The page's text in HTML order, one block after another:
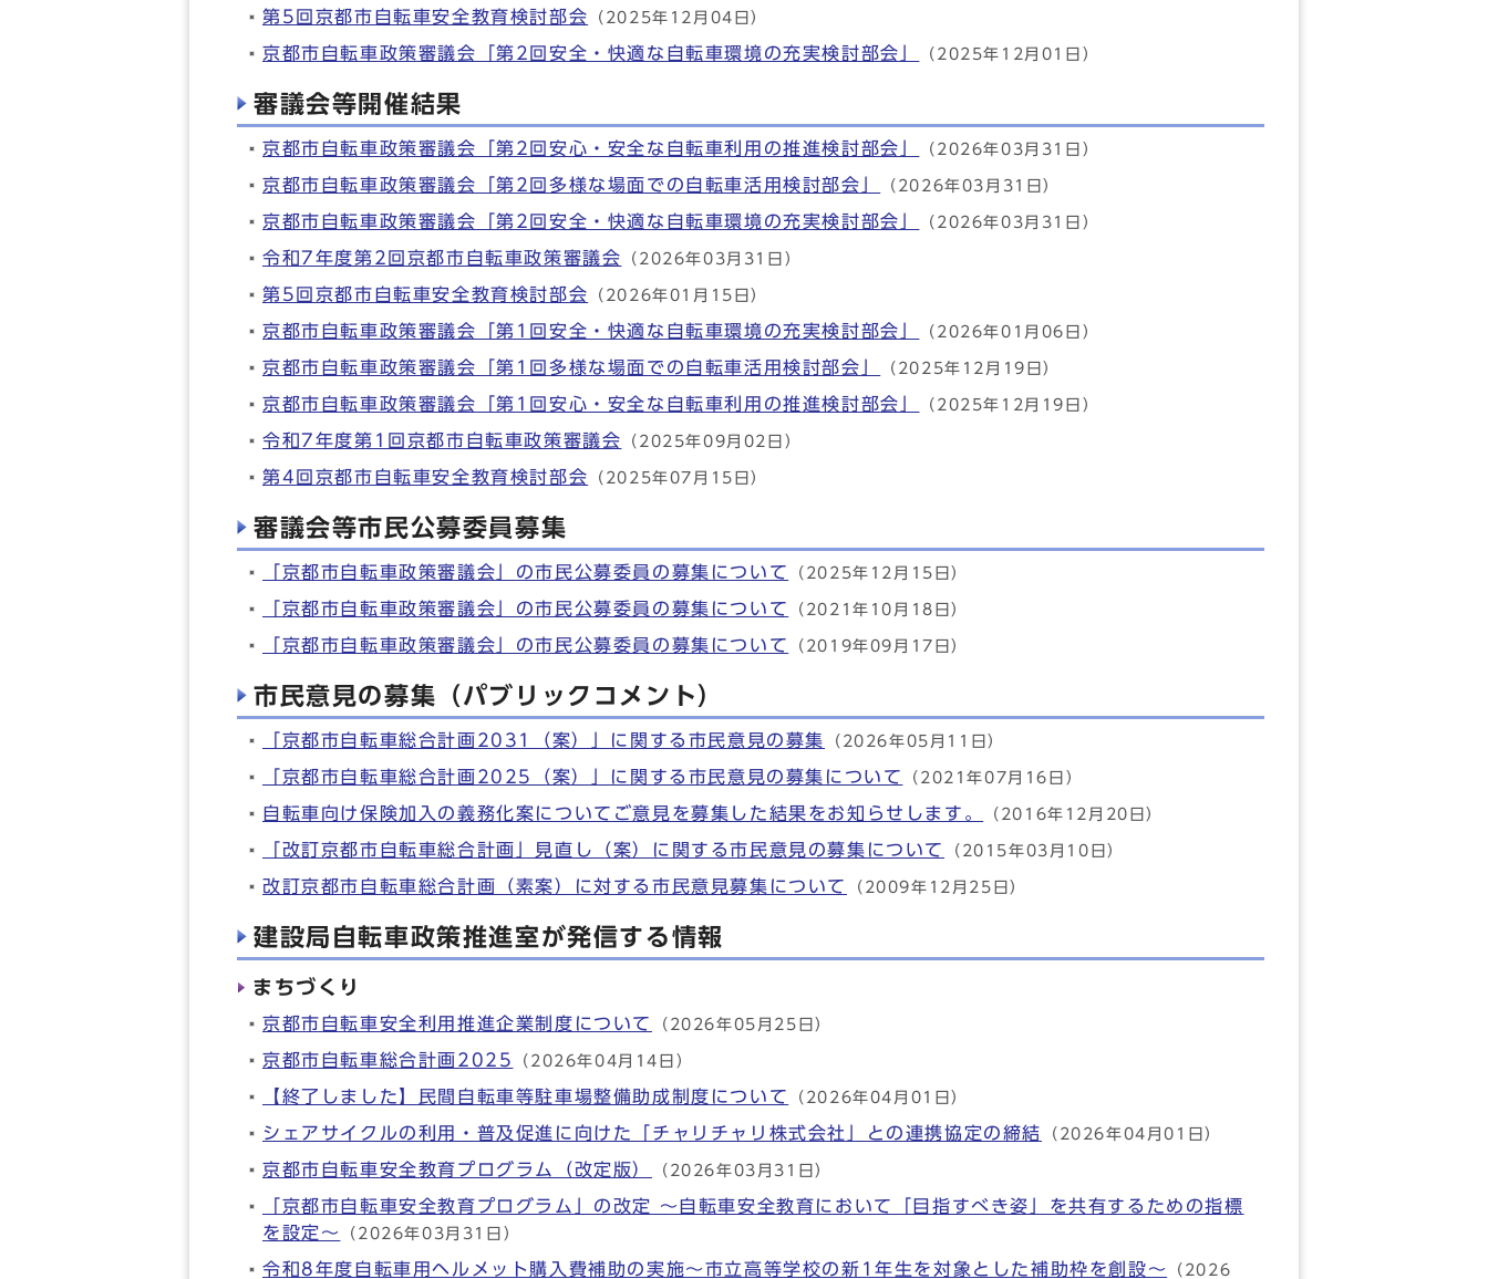
第5回京都市自転車安全教育検討部会 （2025年12月04日）
京都市自転車政策審議会「第2回安全・快適な自転車環境の充実検討部会」 （2025年12月01日）
審議会等開催結果
京都市自転車政策審議会「第2回安心・安全な自転車利用の推進検討部会」 （2026年03月31日）
京都市自転車政策審議会「第2回多様な場面での自転車活用検討部会」 （2026年03月31日）
京都市自転車政策審議会「第2回安全・快適な自転車環境の充実検討部会」 （2026年03月31日）
令和7年度第2回京都市自転車政策審議会 （2026年03月31日）
第5回京都市自転車安全教育検討部会 （2026年01月15日）
京都市自転車政策審議会「第1回安全・快適な自転車環境の充実検討部会」 （2026年01月06日）
京都市自転車政策審議会「第1回多様な場面での自転車活用検討部会」 （2025年12月19日）
京都市自転車政策審議会「第1回安心・安全な自転車利用の推進検討部会」 （2025年12月19日）
令和7年度第1回京都市自転車政策審議会 （2025年09月02日）
第4回京都市自転車安全教育検討部会 （2025年07月15日）
審議会等市民公募委員募集
「京都市自転車政策審議会」の市民公募委員の募集について （2025年12月15日）
「京都市自転車政策審議会」の市民公募委員の募集について （2021年10月18日）
「京都市自転車政策審議会」の市民公募委員の募集について （2019年09月17日）
市民意見の募集（パブリックコメント）
「京都市自転車総合計画2031（案）」に関する市民意見の募集 （2026年05月11日）
「京都市自転車総合計画2025（案）」に関する市民意見の募集について （2021年07月16日）
自転車向け保険加入の義務化案についてご意見を募集した結果をお知らせします。 （2016年12月20日）
「改訂京都市自転車総合計画」見直し（案）に関する市民意見の募集について （2015年03月10日）
改訂京都市自転車総合計画（素案）に対する市民意見募集について （2009年12月25日）
建設局自転車政策推進室が発信する情報
まちづくり
京都市自転車安全利用推進企業制度について （2026年05月25日）
京都市自転車総合計画2025 （2026年04月14日）
【終了しました】民間自転車等駐車場整備助成制度について （2026年04月01日）
シェアサイクルの利用・普及促進に向けた「チャリチャリ株式会社」との連携協定の締結 （2026年04月01日）
京都市自転車安全教育プログラム（改定版） （2026年03月31日）
「京都市自転車安全教育プログラム」の改定 ～自転車安全教育において「目指すべき姿」を共有するための指標
を設定～
（2026年03月31日）
令和8年度自転車用ヘルメット購入費補助の実施～市立高等学校の新1年生を対象とした補助枠を創設～ （2026